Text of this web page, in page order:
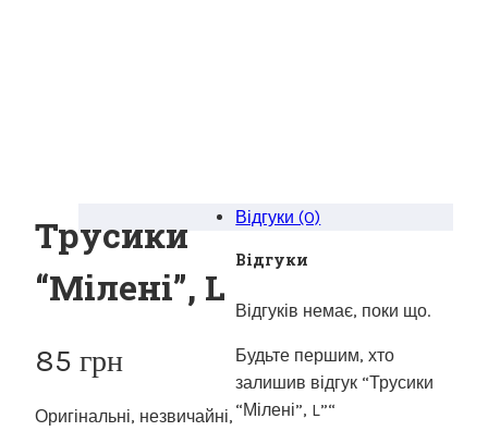
Трусики
“Мілені”, L
85 грн
Оригінальні, незвичайні,
Відгуки (0)
Відгуки
Відгуків немає, поки що.
Будьте першим, хто
залишив відгук “Трусики
“Мілені”, L”“